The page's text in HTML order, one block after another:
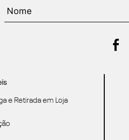
e Retirada em Loja